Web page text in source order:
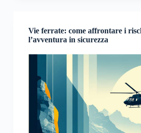
Vie ferrate: come affrontare i
l’avventura in sicurezza